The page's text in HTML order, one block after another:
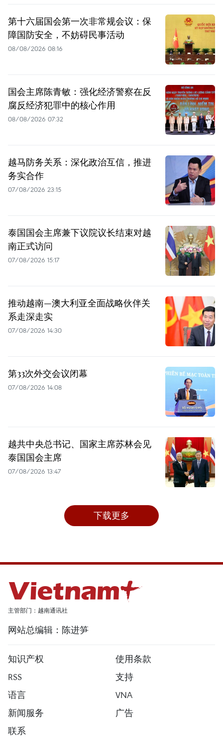
第十六届国会第一次非常规会议：保
障国防安全，不妨碍民事活动
08/08/2026 08:16
国会主席陈青敏：强化经济警察在反
腐反经济犯罪中的核心作用
08/08/2026 07:32
越马防务关系：深化政治互信，推进
务实合作
07/08/2026 23:15
泰国国会主席兼下议院议长结束对越
南正式访问
07/08/2026 15:17
推动越南—澳大利亚全面战略伙伴关
系走深走实
07/08/2026 14:30
第33次外交会议闭幕
07/08/2026 14:08
越共中央总书记、国家主席苏林会见
泰国国会主席
07/08/2026 13:47
下载更多
主管部门：越南通讯社
网站总编辑：陈进笋
知识产权
使用条款
RSS
支持
语言
VNA
新闻服务
广告
联系